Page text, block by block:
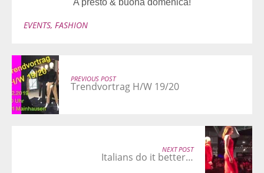
A presto & buona domenica!
EVENTS, FASHION
PREVIOUS POST
Trendvortrag H/W 19/20
NEXT POST
Italians do it better…